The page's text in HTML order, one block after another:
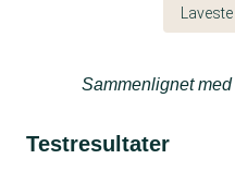
Laveste
Sammenlignet med
Testresultater